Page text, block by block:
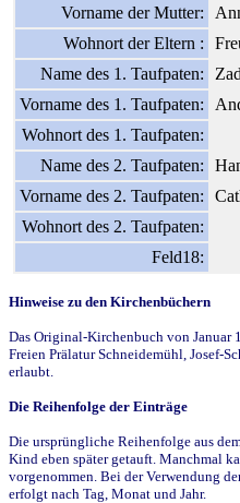
Vorname der Mutter:
Wohnort der Eltern :
Name des 1. Taufpaten:
Vorname des 1. Taufpaten:
Wohnort des 1. Taufpaten:
Name des 2. Taufpaten:
Vorname des 2. Taufpaten:
Wohnort des 2. Taufpaten:
Feld18:
Hinweise zu den Kirchenbüchern
Das Original-Kirchenbuch von Januar
Freien Prälatur Schneidemühl, Josef-
erlaubt.
Die Reihenfolge der Einträge
Die ursprüngliche Reihenfolge aus
Kind eben später getauft. Manchmal
vorgenommen. Bei der Verwendung
erfolgt nach Tag, Monat und Jahr.